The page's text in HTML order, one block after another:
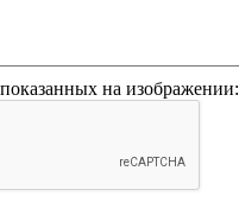
на изображении: